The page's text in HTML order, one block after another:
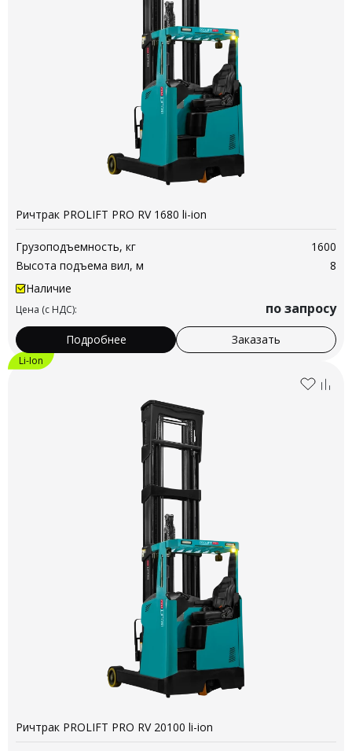
Ричтрак PROLIFT PRO RV 1680 li-ion
Грузоподъемность, кг
1600
Высота подъема вил, м
8
Наличие
Цена (с НДС): по запросу
Подробнее Заказать
Li-Ion
Ричтрак PROLIFT PRO RV 20100 li-ion